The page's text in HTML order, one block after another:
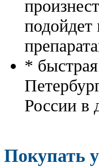
подойдет
*
России в
Покупать